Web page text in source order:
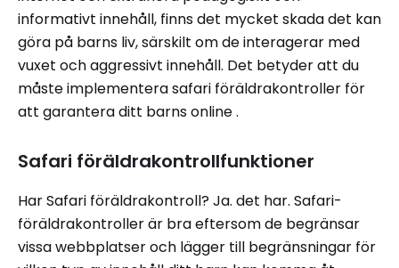
informativt innehåll, finns det mycket skada det kan
göra på barns liv, särskilt om de interagerar med
vuxet och aggressivt innehåll. Det betyder att du
måste implementera safari föräldrakontroller för
att garantera ditt barns online .
Safari föräldrakontrollfunktioner
Har Safari föräldrakontroll? Ja. det har. Safari-
föräldrakontroller är bra eftersom de begränsar
vissa webbplatser och lägger till begränsningar för